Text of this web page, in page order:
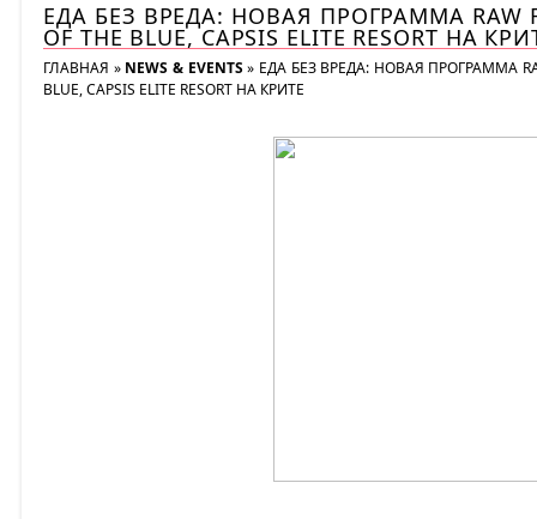
ЕДА БЕЗ ВРЕДА: НОВАЯ ПРОГРАММА RAW
OF THE BLUE, CAPSIS ELITE RESORT НА
ГЛАВНАЯ » NEWS & EVENTS » ЕДА БЕЗ ВРЕДА: НОВАЯ ПРОГРАММА
BLUE, CAPSIS ELITE RESORT НА КРИТЕ